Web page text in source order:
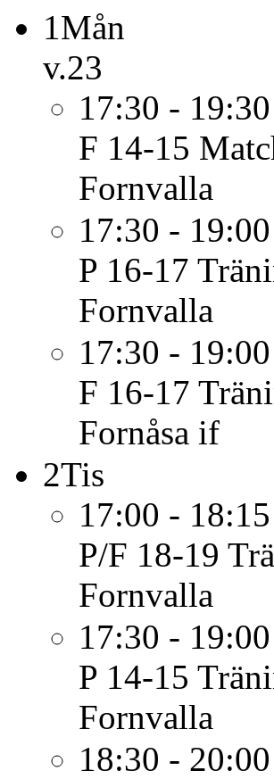
1Mån
v.23
17:30 - 19:30
F 14-15
Fornvalla
17:30 - 19:00
P 16-17
Fornvalla
17:30 - 19:00
F 16-17
Fornåsa if
2Tis
17:00 - 18:15
P/F 18-19
Fornvalla
17:30 - 19:00
P 14-15
Fornvalla
18:30 - 20:00